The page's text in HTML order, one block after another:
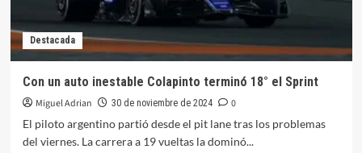
Destacada
Con un auto inestable Colapinto terminó 18° el Sprint
Miguel Adrian 30 de noviembre de 2024
0
El piloto argentino partió desde el pit lane tras los problemas
del viernes. La carrera a 19 vueltas la dominó...